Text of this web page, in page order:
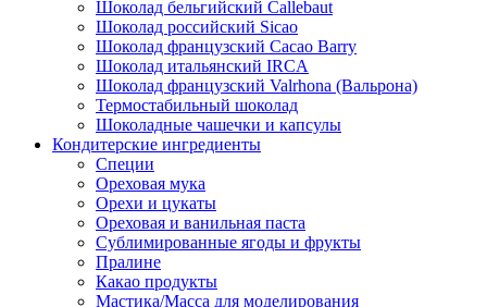
Шоколад бельгийский Callebaut
Шоколад российский Sicao
Шоколад французский Cacao Barry
Шоколад итальянский IRCA
Шоколад французский Valrhona (Вальрона)
Термостабильный шоколад
Шоколадные чашечки и капсулы
Кондитерские ингредиенты
Специи
Ореховая мука
Орехи и цукаты
Ореховая и ванильная паста
Сублимированные ягоды и фрукты
Пралине
Какао продукты
Мастика/Масса для моделирования